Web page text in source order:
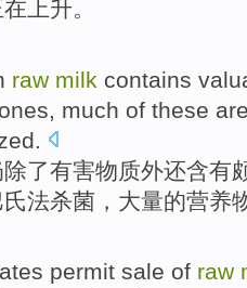
上升。
raw milk contains
ones, much of these
除了有害物质外还含有
法杀菌， 大量的营养
permit sale of raw